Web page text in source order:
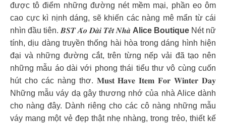
được tô điểm những đường nét mềm mại, phần eo ôm
cao cực kì nịnh dáng, sẽ khiến các nàng mê mẩn từ cái
nhìn đầu tiên. 𝑩𝑺𝑻 𝑨́𝒐 𝑫𝒂̀𝒊 𝑻𝒆̂́𝒕 𝑵𝒉𝒂̀ Alice Boutique Nét nữ
tính, dịu dàng truyền thống hài hòa trong dáng hình hiện
đại và những đường cắt, trên từng nếp vải đã tạo nên
những mẫu áo dài với phong thái tiểu thư vô cùng cuốn
hút cho các nàng thơ. 𝐌𝐮𝐬𝐭 𝐇𝐚𝐯𝐞 𝐈𝐭𝐞𝐦 𝐅𝐨𝐫 𝐖𝐢𝐧𝐭𝐞𝐫 𝐃𝐚𝐲
Những mẫu váy dạ gây thương nhớ của nhà Alice dành
cho nàng đây. Dành riêng cho các cô nàng những mẫu
váy mang một vẻ đẹp thật nhẹ nhàng, trong trẻo, thiết kế